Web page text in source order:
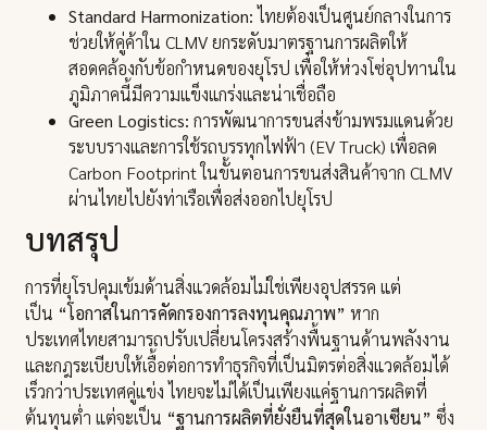
Standard Harmonization:ไทยต้องเป็นศูนย์กลางในการ
ช่วยให้คู่ค้าใน CLMV ยกระดับมาตรฐานการผลิตให้
สอดคล้องกับข้อกำหนดของยุโรป เพื่อให้ห่วงโซ่อุปทานใน
ภูมิภาคนี้มีความแข็งแกร่งและน่าเชื่อถือ
Green Logistics: การพัฒนาการขนส่งข้ามพรมแดนด้วย
ระบบรางและการใช้รถบรรทุกไฟฟ้า (EV Truck) เพื่อลด
Carbon Footprint ในขั้นตอนการขนส่งสินค้าจาก CLMV
ผ่านไทยไปยังท่าเรือเพื่อส่งออกไปยุโรป
บทสรุป
การที่ยุโรปคุมเข้มด้านสิ่งแวดล้อมไม่ใช่เพียงอุปสรรค แต่
เป็น “โอกาสในการคัดกรองการลงทุนคุณภาพ” หาก
ประเทศไทยสามารถปรับเปลี่ยนโครงสร้างพื้นฐานด้านพลังงาน
และกฎระเบียบให้เอื้อต่อการทำธุรกิจที่เป็นมิตรต่อสิ่งแวดล้อมได้
เร็วกว่าประเทศคู่แข่ง ไทยจะไม่ได้เป็นเพียงแค่ฐานการผลิตที่
ต้นทุนต่ำ แต่จะเป็น “ฐานการผลิตที่ยั่งยืนที่สุดในอาเซียน” ซึ่ง